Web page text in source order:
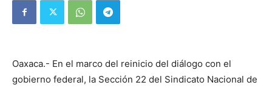
Oaxaca.- En el marco del reinicio del diálogo con el
gobierno federal, la Sección 22 del Sindicato Nacional de